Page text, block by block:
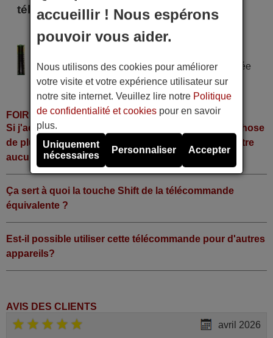
télécommande
HEXA 6390
Pile alcaline type AAA LR06 tension 1,5 V utilisée
dans la grande majorité de télécommandes.
FOIRE AUX QUESTIONS
Si j'achète la télécommande, dois-je faire quelque chose
de plus ou fonctionne-t-elle directement sans y mettre
aucun code?
Ça sert à quoi la touche Shift de la télécommande
équivalente ?
Est-il possible utiliser cette télécommande pour d'autres
appareils?
AVIS DES CLIENTS
avril 2026
accueillir ! Nous espérons
pouvoir vous aider.
Nous utilisons des cookies pour améliorer
votre visite et votre expérience utilisateur sur
notre site internet. Veuillez lire notre Politique
de confidentialité et cookies pour en savoir
plus.
Uniquement
nécessaires
Personnaliser Accepter